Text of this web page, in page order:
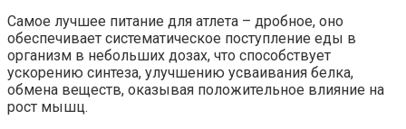
Самое лучшее питание для атлета – дробное, оно
обеспечивает систематическое поступление еды в
организм в небольших дозах, что способствует
ускорению синтеза, улучшению усваивания белка,
обмена веществ, оказывая положительное влияние на
рост мышц.